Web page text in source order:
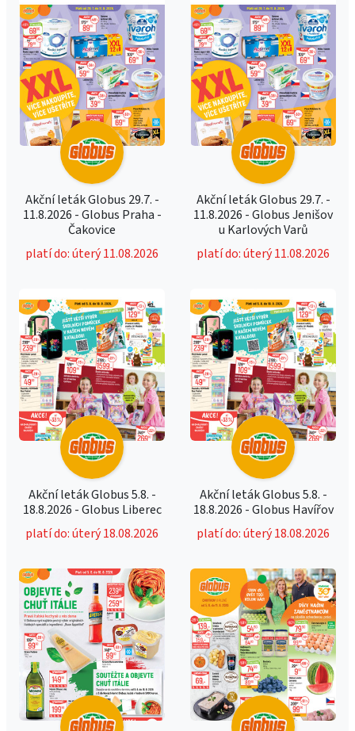
Akční leták Globus 29.7. -
11.8.2026 - Globus Praha -
Čakovice
platí do: úterý 11.08.2026
Akční leták Globus 29.7. -
11.8.2026 - Globus Jenišov
u Karlových Varů
platí do: úterý 11.08.2026
Akční leták Globus 5.8. -
18.8.2026 - Globus Liberec
platí do: úterý 18.08.2026
Akční leták Globus 5.8. -
18.8.2026 - Globus Havířov
platí do: úterý 18.08.2026